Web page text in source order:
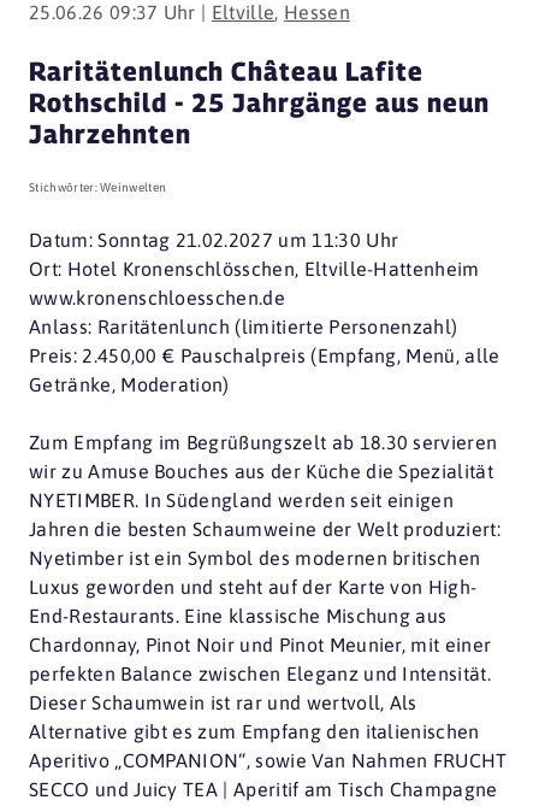
25.06.26 09:37 Uhr | Eltville, Hessen
Raritätenlunch Château Lafite
Rothschild - 25 Jahrgänge aus neun
Jahrzehnten
Stichwörter:Weinwelten
Datum: Sonntag 21.02.2027 um 11:30 Uhr
Ort: Hotel Kronenschlösschen, Eltville-Hattenheim
www.kronenschloesschen.de
Anlass: Raritätenlunch (limitierte Personenzahl)
Preis: 2.450,00 € Pauschalpreis (Empfang, Menü, alle
Getränke, Moderation)
Zum Empfang im Begrüßungszelt ab 18.30 servieren
wir zu Amuse Bouches aus der Küche die Spezialität
NYETIMBER. In Südengland werden seit einigen
Jahren die besten Schaumweine der Welt produziert:
Nyetimber ist ein Symbol des modernen britischen
Luxus geworden und steht auf der Karte von High-
End-Restaurants. Eine klassische Mischung aus
Chardonnay, Pinot Noir und Pinot Meunier, mit einer
perfekten Balance zwischen Eleganz und Intensität.
Dieser Schaumwein ist rar und wertvoll, Als
Alternative gibt es zum Empfang den italienischen
Aperitivo „COMPANION“, sowie Van Nahmen FRUCHT
SECCO und Juicy TEA | Aperitif am Tisch Champagne